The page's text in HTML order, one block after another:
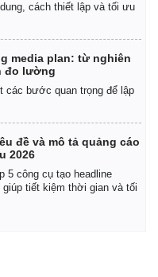
cách thiết lập và tối ưu
media plan: từ nghiên
đo lường
các bước quan trọng để lập
đề và mô tả quảng cáo
2026
5 công cụ tạo headline
giúp tiết kiệm thời gian và tối